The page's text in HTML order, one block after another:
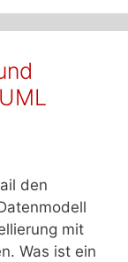
den
mit
Was ist ein